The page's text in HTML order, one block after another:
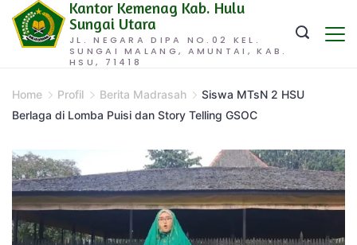
Skip
JL. NEGARA DIPA NO.02 KEL.
SUNGAI MALANG, AMUNTAI, KAB.
HSU, 71418
Kantor Kemenag Kab. Hulu
Sungai Utara
Home Profil Berita Madrasah
Siswa MTsN 2 HSU
Berlaga di Lomba Puisi dan Story Telling GSOC